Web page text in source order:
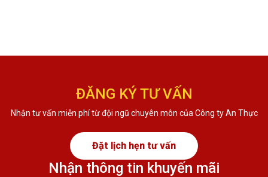
ĐĂNG KÝ TƯ VẤN
Nhận tư vấn miễn phí từ đội ngũ chuyên môn của Công ty An Thực
Đặt lịch hẹn tư vấn
Nhận thông tin khuyến mãi